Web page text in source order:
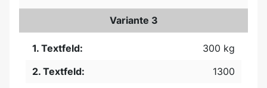
Variante 3
1. Textfeld:
300 kg
2. Textfeld:
1300